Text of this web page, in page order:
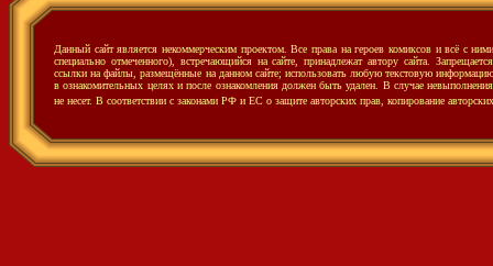
Данный сайт является некоммерческим проектом. Все права на героев комиксов и всё с
специально отмеченного), встречающийся на сайте, принадлежат автору сайта.
ссылки на файлы, размещённые на данном сайте; использовать любую текстовую
в ознакомительных целях и после ознакомления должен быть удален. В случае невыполнения
не несет. В соответствии с законами РФ и ЕС о защите авторских прав, копирование